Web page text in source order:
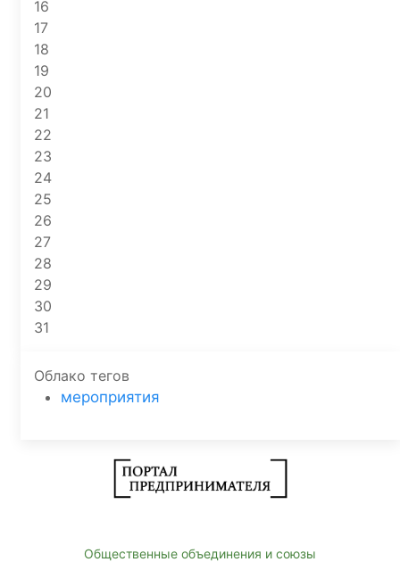
16
17
18
19
20
21
22
23
24
25
26
27
28
29
30
31
Облако тегов
мероприятия
Общественные объединения и союзы